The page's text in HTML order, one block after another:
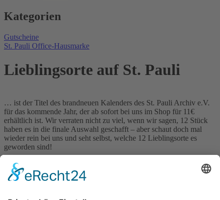
Kategorien
Gutscheine
St. Pauli Office-Hausmarke
Lieblingsorte auf St. Pauli
… ist der Titel des brandneuen Kalenders des St. Pauli Archiv e.V.
für das kommende Jahr, der ab sofort bei uns im Shop für 11€
erhältlich ist. Wir verraten nicht zu viel, wenn wir sagen, 12 Stück
haben es in die finale Auswahl geschafft – aber schaut doch mal
wieder rein bei uns und seht selbst, welche 12 Lieblingsorte es
geworden sind!